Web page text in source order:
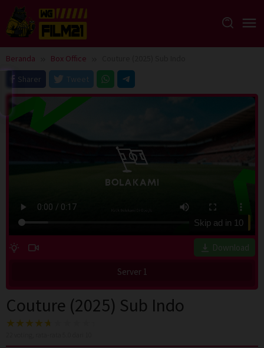
Loncat
konten
Beranda Box Office
Sharer
Tweet
Skip ad in 10
Download
Server 1
Couture (2025) Sub Indo